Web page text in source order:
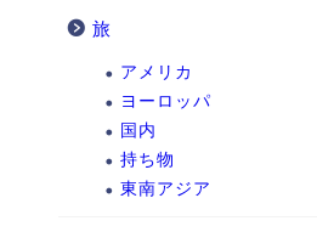
旅
アメリカ
ヨーロッパ
国内
持ち物
東南アジア